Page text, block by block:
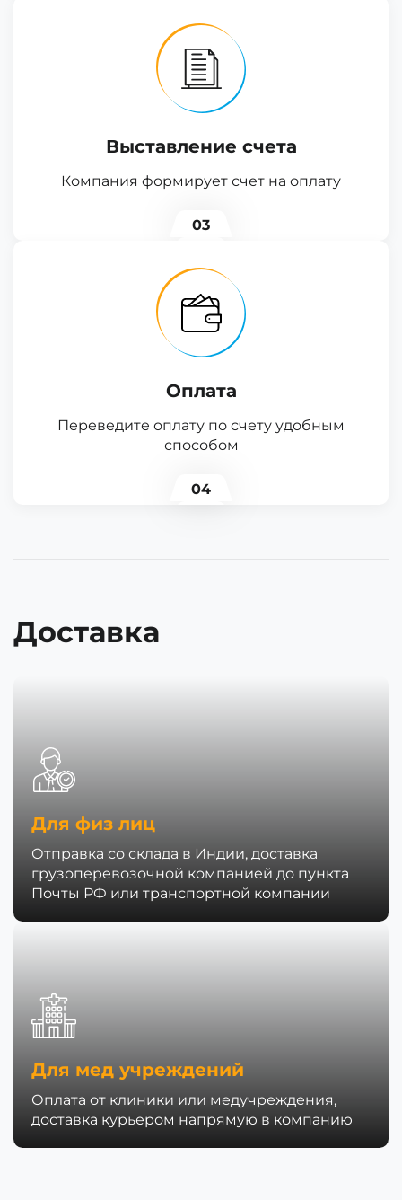
Выставление счета
Компания формирует счет на оплату
03
Оплата
Переведите оплату по счету удобным
способом
04
Доставка
Для физ лиц
Отправка со склада в Индии, доставка
грузоперевозочной компанией до пункта
Почты РФ или транспортной компании
Для мед учреждений
Оплата от клиники или медучреждения,
доставка курьером напрямую в компанию